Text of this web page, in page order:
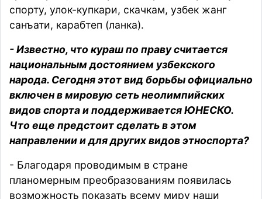
спорту, улок-купкари, скачкам, узбек жанг
санъати, карабтеп (ланка).
- Известно, что кураш по праву считается
национальным достоянием узбекского
народа. Сегодня этот вид борьбы официально
включен в мировую сеть неолимпийских
видов спорта и поддерживается ЮНЕСКО.
Что еще предстоит сделать в этом
направлении и для других видов этноспорта?
- Благодаря проводимым в стране
планомерным преобразованиям появилась
возможность показать всему миру наши